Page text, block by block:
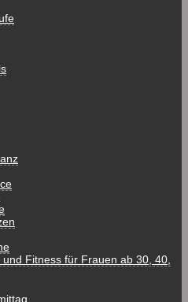
und Fitness für Frauen ab 30, 40,